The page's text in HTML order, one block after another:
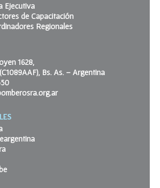
Ejecutiva
de Capacitación
Regionales
1628,
Bs. As. – Argentina